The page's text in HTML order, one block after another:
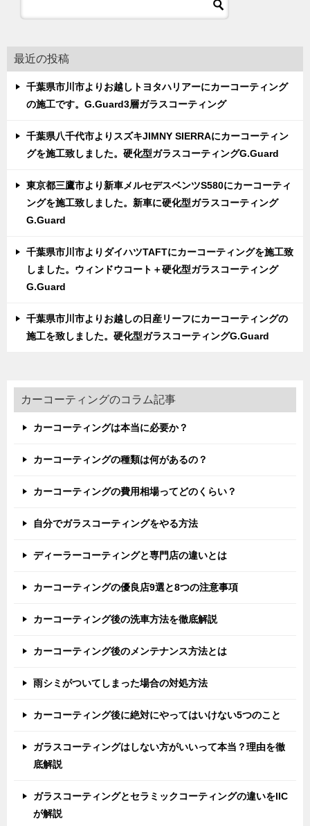
最近の投稿
千葉県市川市よりお越しトヨタハリアーにカーコーティング
の施工です。G.Guard3層ガラスコーティング
千葉県八千代市よりスズキJIMNY SIERRAにカーコーティン
グを施工致しました。硬化型ガラスコーティングG.Guard
東京都三鷹市より新車メルセデスベンツS580にカーコーティ
ングを施工致しました。新車に硬化型ガラスコーティング
G.Guard
千葉県市川市よりダイハツTAFTにカーコーティングを施工致
しました。ウィンドウコート＋硬化型ガラスコーティング
G.Guard
千葉県市川市よりお越しの日産リーフにカーコーティングの
施工を致しました。硬化型ガラスコーティングG.Guard
カーコーティングのコラム記事
カーコーティングは本当に必要か？
カーコーティングの種類は何があるの？
カーコーティングの費用相場ってどのくらい？
自分でガラスコーティングをやる方法
ディーラーコーティングと専門店の違いとは
カーコーティングの優良店9選と8つの注意事項
カーコーティング後の洗車方法を徹底解説
カーコーティング後のメンテナンス方法とは
雨シミがついてしまった場合の対処方法
カーコーティング後に絶対にやってはいけない5つのこと
ガラスコーティングはしない方がいいって本当？理由を徹
底解説
ガラスコーティングとセラミックコーティングの違いをIIC
が解説